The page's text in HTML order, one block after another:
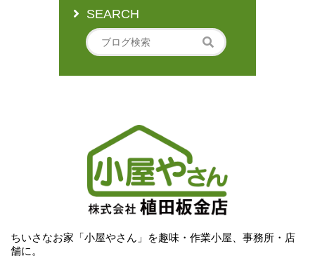
SEARCH
ちいさなお家「小屋やさん」を趣味・作業小屋、事務所・店
舗に。